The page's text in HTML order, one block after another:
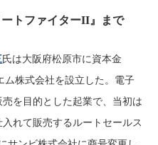
トファイターII』まで
氏は大阪府松原市に資本金
ム株式会社を設立した。電子
を目的とした起業で、当初は
れて販売するルートセールス